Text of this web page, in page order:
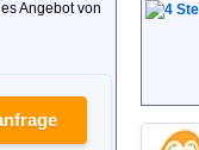
Angebot von